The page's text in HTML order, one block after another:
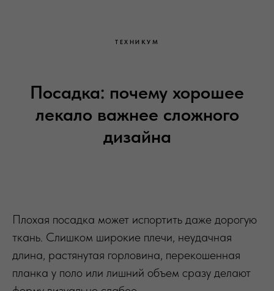
ТЕХНИКУМ
Посадка: почему хорошее
лекало важнее сложного
дизайна
Плохая посадка может испортить даже дорогую
ткань. Слишком широкие плечи, неудачная
длина, растянутая горловина, перекошенная
планка у поло или лишний объем сразу делают